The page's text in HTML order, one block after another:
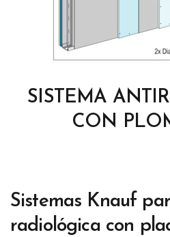
SISTEMA
CON
Sistemas Knauf
radiológica con